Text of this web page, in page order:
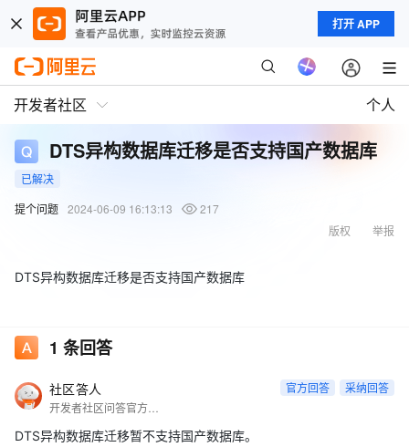
打开 APP
开发者社区 个人
DTS异构数据库迁移是否支持国产数据库
已解决
提个问题 2024-06-09 16:13:13
217
举报
版权
DTS异构数据库迁移是否支持国产数据库
1 条回答
社区答人 官方回答 采纳回答
DTS异构数据库迁移暂不支持国产数据库。